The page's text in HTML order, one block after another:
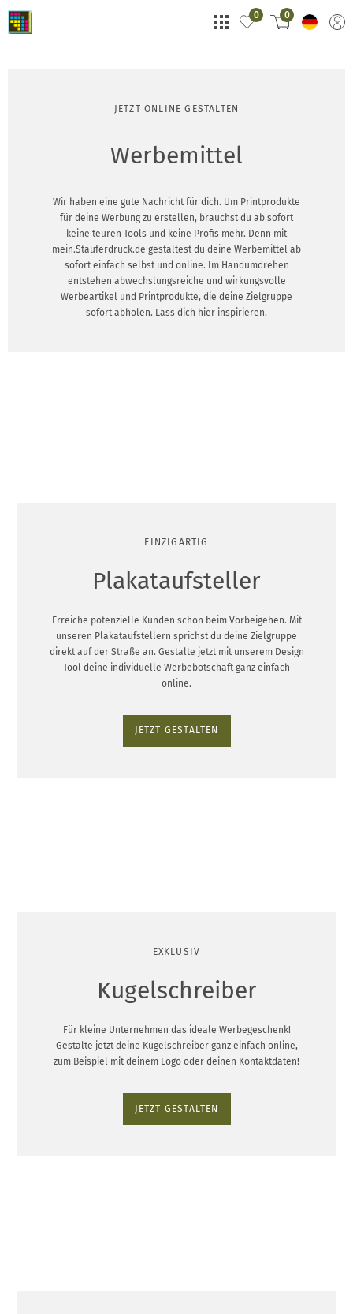
0 0
JETZT ONLINE GESTALTEN
Werbemittel
Wir haben eine gute Nachricht für dich. Um Printprodukte
für deine Werbung zu erstellen, brauchst du ab sofort
keine teuren Tools und keine Profis mehr. Denn mit
mein.Stauferdruck.de gestaltest du deine Werbemittel ab
sofort einfach selbst und online. Im Handumdrehen
entstehen abwechslungsreiche und wirkungsvolle
Werbeartikel und Printprodukte, die deine Zielgruppe
sofort abholen. Lass dich hier inspirieren.
EINZIGARTIG
Plakataufsteller
Erreiche potenzielle Kunden schon beim Vorbeigehen. Mit
unseren Plakataufstellern sprichst du deine Zielgruppe
direkt auf der Straße an. Gestalte jetzt mit unserem Design
Tool deine individuelle Werbebotschaft ganz einfach
online.
JETZT GESTALTEN
EXKLUSIV
Kugelschreiber
Für kleine Unternehmen das ideale Werbegeschenk!
Gestalte jetzt deine Kugelschreiber ganz einfach online,
zum Beispiel mit deinem Logo oder deinen Kontaktdaten!
JETZT GESTALTEN